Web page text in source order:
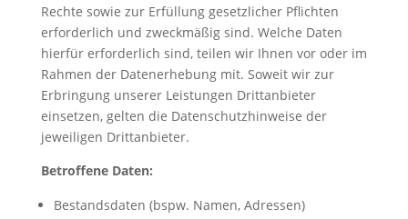
Rechte sowie zur Erfüllung gesetzlicher Pflichten
erforderlich und zweckmäßig sind. Welche Daten
hierfür erforderlich sind, teilen wir Ihnen vor oder im
Rahmen der Datenerhebung mit. Soweit wir zur
Erbringung unserer Leistungen Drittanbieter
einsetzen, gelten die Datenschutzhinweise der
jeweiligen Drittanbieter.
Betroffene Daten:
Bestandsdaten (bspw. Namen, Adressen)